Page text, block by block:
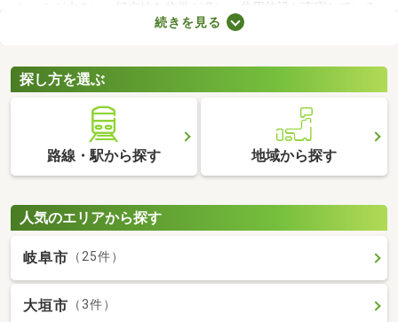
ケールが大きい・好立地な物件が多い・共用施設が充実している
などのメリットがあります。豊かな生活を実現するポイントが備
ご検討してみてくださいね。
続きを見る
探し方を選ぶ
路線・駅から探す 地域から探す
人気のエリアから探す
岐阜市 （25件）
大垣市 （3件）